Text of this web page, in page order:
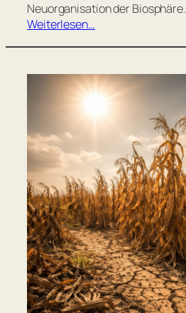
Neuorganisation der Biosphäre.
Weiterlesen…